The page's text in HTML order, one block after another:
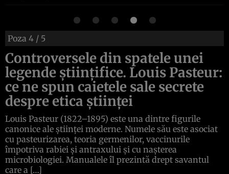
Poza 4 / 5
Controversele din spatele unei
legende științifice. Louis Pasteur:
ce ne spun caietele sale secrete
despre etica științei
Louis Pasteur (1822–1895) este una dintre figurile
canonice ale științei moderne. Numele său este asociat
cu pasteurizarea, teoria germenilor, vaccinurile
împotriva rabiei și antraxului și cu nașterea
microbiologiei. Manualele îl prezintă drept savantul
care a […]